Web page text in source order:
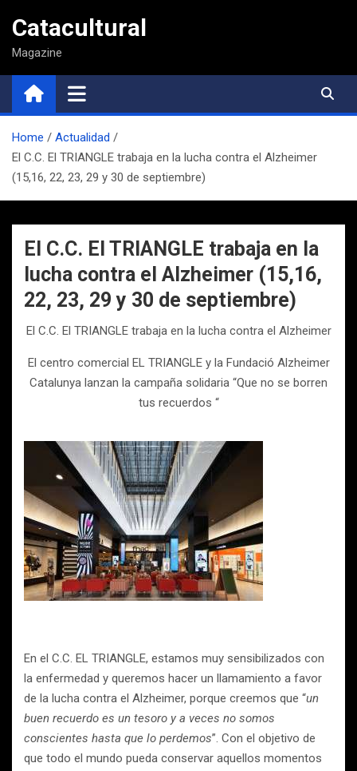
contenido
Catacultural
Magazine
Home
Actualidad
El C.C. El TRIANGLE trabaja en la lucha contra el Alzheimer
(15,16, 22, 23, 29 y 30 de septiembre)
El C.C. El TRIANGLE trabaja en la
lucha contra el Alzheimer (15,16,
22, 23, 29 y 30 de septiembre)
El C.C. El TRIANGLE trabaja en la lucha contra el Alzheimer
El centro comercial EL TRIANGLE y la Fundació Alzheimer
Catalunya lanzan la campaña solidaria “Que no se borren
tus recuerdos “
En el C.C. EL TRIANGLE, estamos muy sensibilizados con
la enfermedad y queremos hacer un llamamiento a favor
de la lucha contra el Alzheimer, porque creemos que “un
buen recuerdo es un tesoro y a veces no somos
conscientes hasta que lo perdemos”. Con el objetivo de
que todo el mundo pueda conservar aquellos momentos